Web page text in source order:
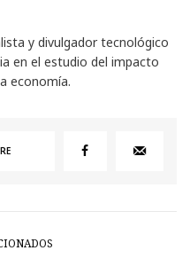
y divulgador tecnológico
en el estudio del impacto
economía.